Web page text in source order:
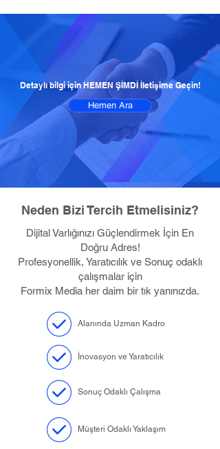
Hemen Ara
Detaylı bilgi için HEMEN ŞİMDİ İletişime Geçin!
Neden Bizi Tercih Etmelisiniz?
Dijital Varlığınızı Güçlendirmek İçin En
Doğru Adres!
Profesyonellik, Yaratıcılık ve Sonuç odaklı
çalışmalar için
Formix Media her daim bir tık yanınızda.
Alanında Uzman Kadro
İnovasyon ve Yaratıcılık
Sonuç Odaklı Çalışma
Müşteri Odaklı Yaklaşım